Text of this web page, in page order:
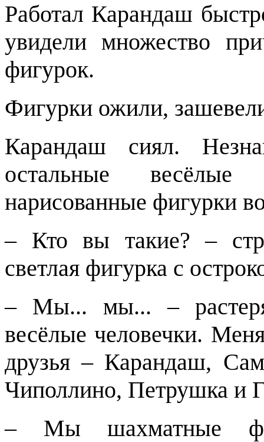
Работал Карандаш
увидели множество
фигурок.
Фигурки ожили,
Карандаш сиял.
остальные
нарисованные фигурки
– Кто вы такие? –
светлая фигурка с
– Мы... мы... –
весёлые человечки.
друзья – Карандаш,
Чиполлино, Петрушка и
– Мы шахматные